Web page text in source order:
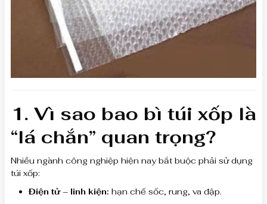
1. Vì sao bao bì túi xốp là
“lá chắn” quan trọng?
Nhiều ngành công nghiệp hiện nay bắt buộc phải sử dụng
túi xốp:
Điện tử – linh kiện: hạn chế sốc, rung, va đập.